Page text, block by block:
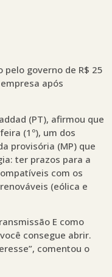
governo de R$ 25
após
(PT), afirmou que
(1º), um dos
provisória (MP) que
ter prazos para a
com os
(eólica e
E como
consegue abrir.
comentou o